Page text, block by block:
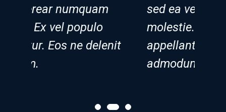
sed ea verear numquam
molestie. Ex vel populo
appellantur. Eos ne delenit
admodum.